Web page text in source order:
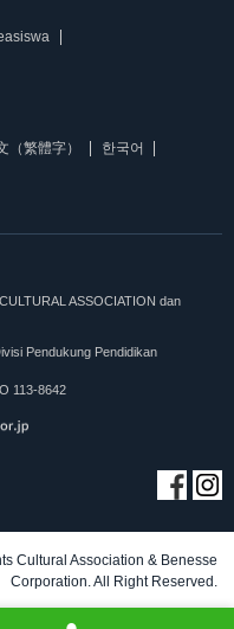
（繁體字）
한국어
ASSOCIATION dan
Pendukung Pendidikan
113-8642
Cultural Association & Benesse
Corporation. All Right Reserved.